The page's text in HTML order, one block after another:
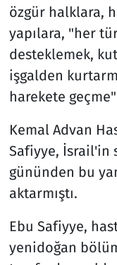
özgür halklara,
yapılara, "her
desteklemek,
işgalden
harekete
Kemal Advan
Safiyye, İsrail'in
gününden bu
aktarmıştı.
Ebu Safiyye,
yenidoğan